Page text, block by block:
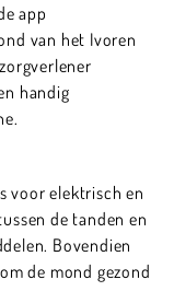
app
van het Ivoren
handig
voor elektrisch en
de tanden en
Bovendien
de mond gezond